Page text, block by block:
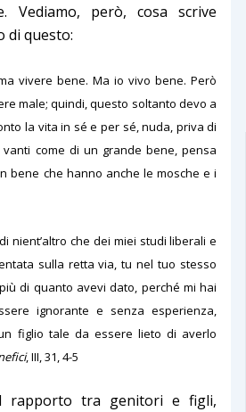
Vediamo, però, cosa scrive
di questo:
vivere bene. Ma io vivo bene. Però
male; quindi, questo soltanto devo a
la vita in sé e per sé, nuda, priva di
come di un grande bene, pensa
bene che hanno anche le mosche e i
nient’altro che dei miei studi liberali e
sulla retta via, tu nel tuo stesso
di quanto avevi dato, perché mi hai
ignorante e senza esperienza,
figlio tale da essere lieto di averlo
, III, 31, 4-5
rapporto tra genitori e figli,